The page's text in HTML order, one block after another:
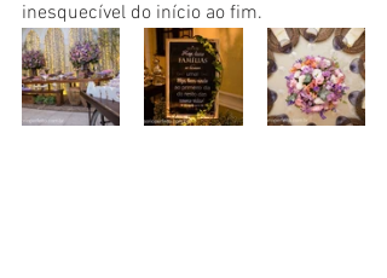
inesquecível do início ao fim.